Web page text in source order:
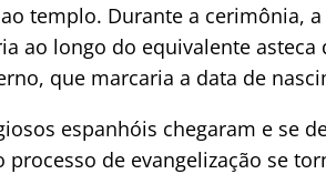
templo. Durante a cerimônia,
ao longo do equivalente
que marcaria a data de
espanhóis chegaram e se
processo de evangelização se